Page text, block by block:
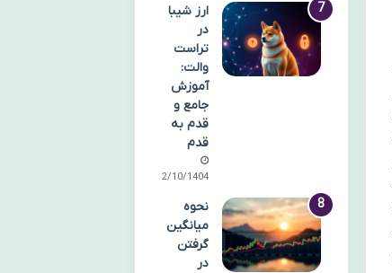
ارز شیبا
در
تراست
والت:
آموزش
جامع و
قدم به
قدم
12/10/1404
نحوه
میانگین
گرفتن
در